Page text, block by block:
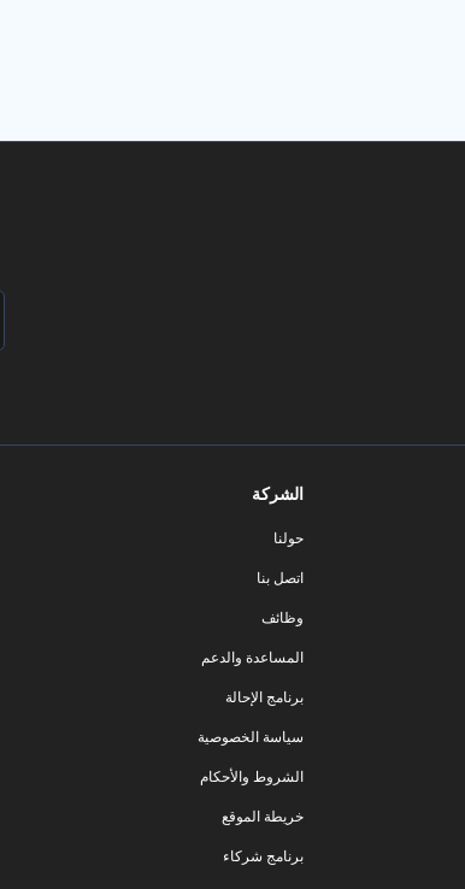
الشركة
حولنا
اتصل بنا
وظائف
المساعدة والدعم
برنامج الإحالة
سياسة الخصوصية
الشروط والأحكام
خريطة الموقع
برنامج شركاء